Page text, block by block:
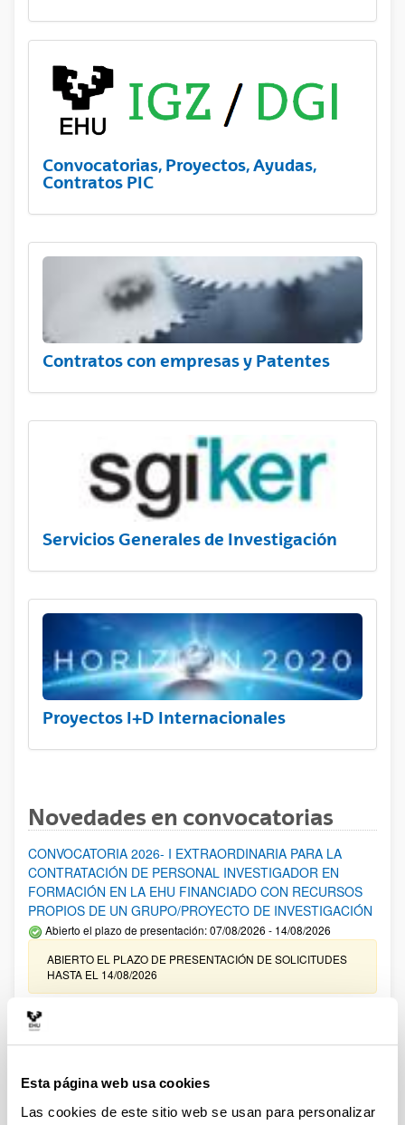
Esta página web usa cookies
Las cookies de este sitio web se usan para personalizar
Convocatorias, Proyectos, Ayudas,
Contratos PIC
Contratos con empresas y Patentes
Servicios Generales de Investigación
Proyectos I+D Internacionales
Novedades en convocatorias
CONVOCATORIA 2026- I EXTRAORDINARIA PARA LA
CONTRATACIÓN DE PERSONAL INVESTIGADOR EN
FORMACIÓN EN LA EHU FINANCIADO CON RECURSOS
PROPIOS DE UN GRUPO/PROYECTO DE INVESTIGACIÓN
Abierto el plazo de presentación: 07/08/2026 - 14/08/2026
ABIERTO EL PLAZO DE PRESENTACIÓN DE SOLICITUDES
HASTA EL 14/08/2026
Ayudas para financiación de la adquisición y renovación de
infraestructura científica y fondos bibliográficos en la
Trámite abierto
25/03/2026: Corrección de errores del listado provisional de
solicitudes admitidas y excluidas. 23/03/2026: Relación